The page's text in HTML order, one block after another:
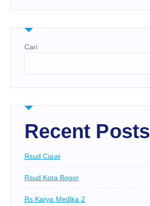
Cari
Recent Posts
Rsud Ciawi
Rsud Kota Bogor
Rs Karya Medika 2